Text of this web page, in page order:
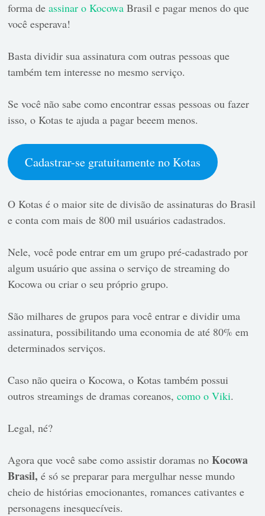
forma deassinar o Kocowa Brasil e pagar menos do que
você esperava!
Basta dividir sua assinatura com outras pessoas que
também tem interesse no mesmo serviço.
Se você não sabe como encontrar essas pessoas ou fazer
isso,o Kotas te ajuda a pagar beeem menos.
Cadastrar-se gratuitamente no Kotas
O Kotas é o maior site de divisão de assinaturas do Brasil
e conta com mais de 800 mil usuários cadastrados.
Nele, você pode entrar em um grupo pré-cadastrado por
algum usuário que assina o serviço de streaming do
Kocowa ou criar o seu próprio grupo.
São milhares de grupos para você entrar e dividir uma
assinatura, possibilitando uma economia de até 80% em
determinados serviços.
Caso não queira o Kocowa, o Kotas também possui
outros streamings de dramas coreanos,como o Viki.
Legal, né?
Agora que você sabe como assistir doramas noKocowa
Brasil,é só se preparar para mergulhar nesse mundo
cheio de histórias emocionantes, romances cativantes e
personagens inesquecíveis.